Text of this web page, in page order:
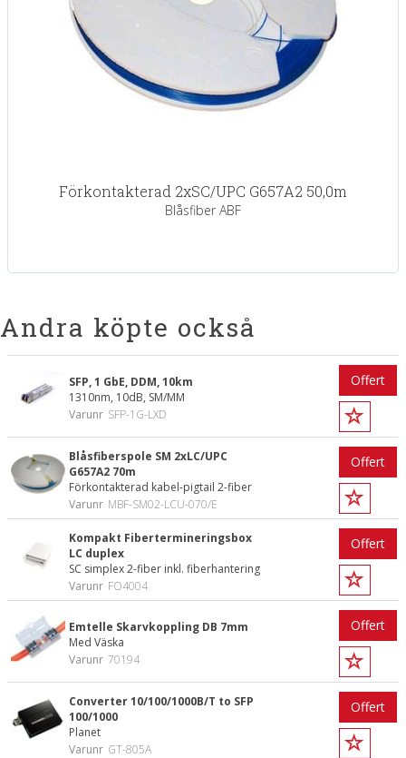
Förkontakterad 2xSC/UPC G657A2 50,0m
Blåsfiber ABF
Andra köpte också
SFP, 1 GbE, DDM, 10km
1310nm, 10dB, SM/MM
Varunr SFP-1G-LXD
Offert
Blåsfiberspole SM 2xLC/UPC
G657A2 70m
Förkontakterad kabel-pigtail 2-fiber
Varunr MBF-SM02-LCU-070/E
Offert
Kompakt Fibertermineringsbox
LC duplex
SC simplex 2-fiber inkl. fiberhantering
Varunr FO4004
Offert
Emtelle Skarvkoppling DB 7mm
Med Väska
Varunr 70194
Offert
Converter 10/100/1000B/T to SFP
100/1000
Planet
Varunr GT-805A
Offert